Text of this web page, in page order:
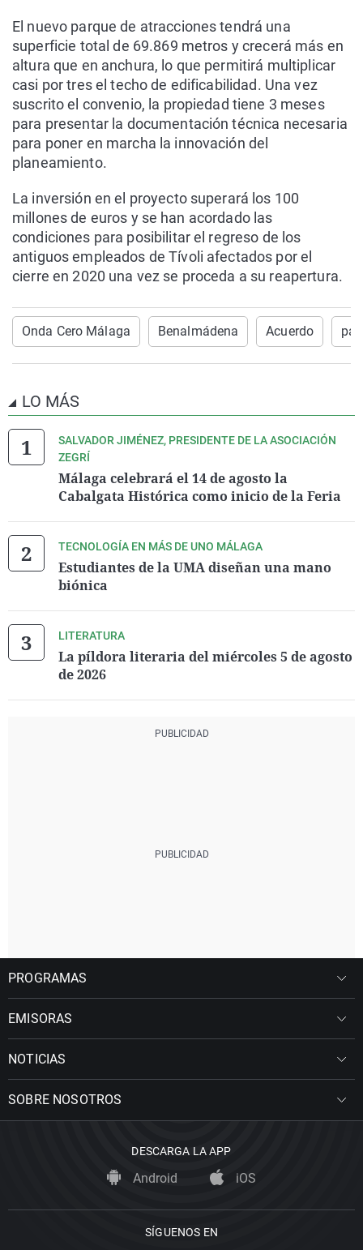
El nuevo parque de atracciones tendrá una
superficie total de 69.869 metros y crecerá más en
altura que en anchura, lo que permitirá multiplicar
casi por tres el techo de edificabilidad. Una vez
suscrito el convenio, la propiedad tiene 3 meses
para presentar la documentación técnica necesaria
para poner en marcha la innovación del
planeamiento.
La inversión en el proyecto superará los 100
millones de euros y se han acordado las
condiciones para posibilitar el regreso de los
antiguos empleados de Tívoli afectados por el
cierre en 2020 una vez se proceda a su reapertura.
Onda Cero Málaga Benalmádena Acuerdo
LO MÁS
SALVADOR JIMÉNEZ, PRESIDENTE DE LA ASOCIACIÓN
ZEGRÍ
Málaga celebrará el 14 de agosto la
Cabalgata Histórica como inicio de la Feria
TECNOLOGÍA EN MÁS DE UNO MÁLAGA
Estudiantes de la UMA diseñan una mano
biónica
LITERATURA
La píldora literaria del miércoles 5 de agosto
de 2026
PROGRAMAS
EMISORAS
NOTICIAS
SOBRE NOSOTROS
DESCARGA LA APP
Android iOS
SÍGUENOS EN